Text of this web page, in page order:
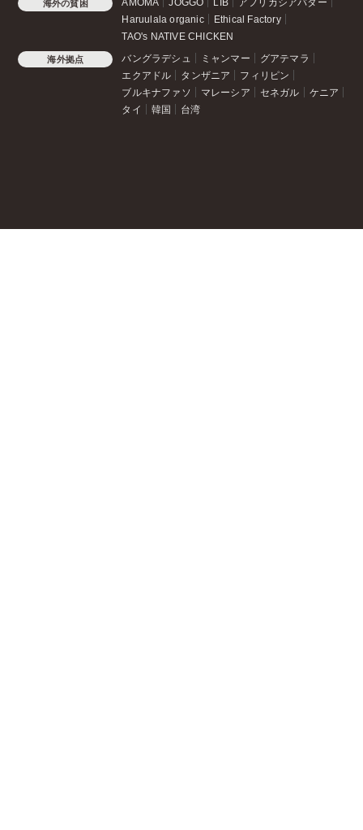
海外の貧困 AMOMA JOGGO LIB
アフリカシアバター
Haruulala organic
Ethical Factory
TAO's NATIVE CHICKEN
海外拠点 バングラデシュ ミャンマー
グアテマラ
エクアドル
タンザニア
フィリピン
ブルキナファソ
マレーシア セネガル
ケニア
タイ
韓国 台湾